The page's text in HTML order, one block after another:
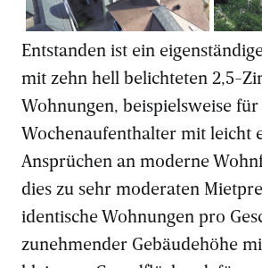
Umgebung ein. Bilder: zvg
Entstanden ist ein
mit zehn hell belichteten 2,5-
Wohnungen, beispielsweise
Wochenaufenthalter mit leicht
Ansprüchen an moderne
dies zu sehr moderaten
identische Wohnungen pro
zunehmender Gebäudehöhe